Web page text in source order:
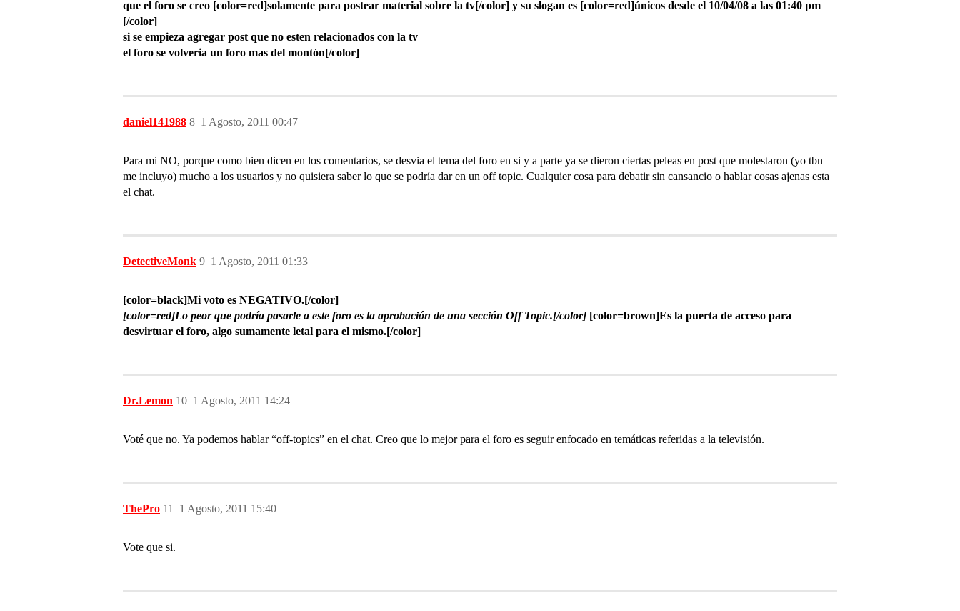
que el foro se creo [color=red]solamente para postear material sobre la tv[/color] y su slogan es [color=red]únicos desde el 10/04/08 a las 01:40 pm
[/color]
si se empieza agregar post que no esten relacionados con la tv
el foro se volveria un foro mas del montón[/color]
daniel141988 1 Agosto, 2011 00:47
8
Para mi NO, porque como bien dicen en los comentarios, se desvia el tema del foro en si y a parte ya se dieron ciertas peleas en post que molestaron (yo tbn
me incluyo) mucho a los usuarios y no quisiera saber lo que se podría dar en un off topic. Cualquier cosa para debatir sin cansancio o hablar cosas ajenas esta
el chat.
DetectiveMonk 1 Agosto, 2011 01:33
9
[color=black]Mi voto es NEGATIVO.[/color]
[color=red]Lo peor que podría pasarle a este foro es la aprobación de una sección Off Topic.[/color] [color=brown]Es la puerta de acceso para
desvirtuar el foro, algo sumamente letal para el mismo.[/color]
Dr.Lemon 1 Agosto, 2011 14:24
10
Voté que no. Ya podemos hablar “off-topics” en el chat. Creo que lo mejor para el foro es seguir enfocado en temáticas referidas a la televisión.
ThePro 1 Agosto, 2011 15:40
11
Vote que si.